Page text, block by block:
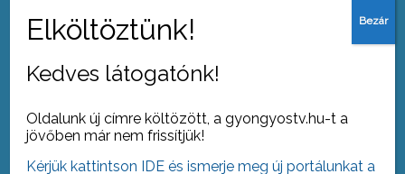
Tovább az archívumra
Kedves látogatónk!
Oldalunk új címre költözött, a gyongyostv.hu-t a
jövőben már nem frissítjük!
Kérjük kattintson IDE és ismerje meg új portálunkat a